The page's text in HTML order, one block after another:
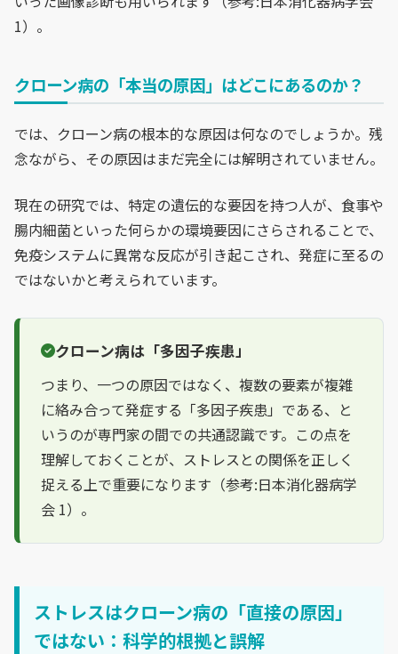
1）。
クローン病の「本当の原因」はどこにあるのか？
では、クローン病の根本的な原因は何なのでしょうか。残
念ながら、その原因はまだ完全には解明されていません。
現在の研究では、特定の遺伝的な要因を持つ人が、食事や
腸内細菌といった何らかの環境要因にさらされることで、
免疫システムに異常な反応が引き起こされ、発症に至るの
ではないかと考えられています。
クローン病は「多因子疾患」
つまり、一つの原因ではなく、複数の要素が複雑
に絡み合って発症する「多因子疾患」である、と
いうのが専門家の間での共通認識です。この点を
理解しておくことが、ストレスとの関係を正しく
捉える上で重要になります（参考:日本消化器病学
会 1）。
ストレスはクローン病の「直接の原因」
ではない：科学的根拠と誤解